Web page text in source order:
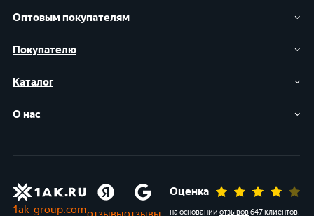
Оптовым покупателям
Покупателю
Каталог
О нас
1ak-group.com
Оценка
на основании отзывов647 клиентов.